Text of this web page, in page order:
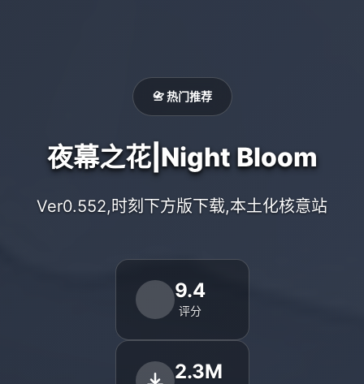
📇 热门推荐
夜幕之花|Night Bloom
Ver0.552,时刻下方版下载,本土化核意站
9.4
评分
2.3M